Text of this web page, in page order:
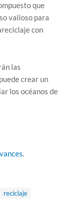
que
valioso para
con
las
crear un
los océanos de
.
reciclaje